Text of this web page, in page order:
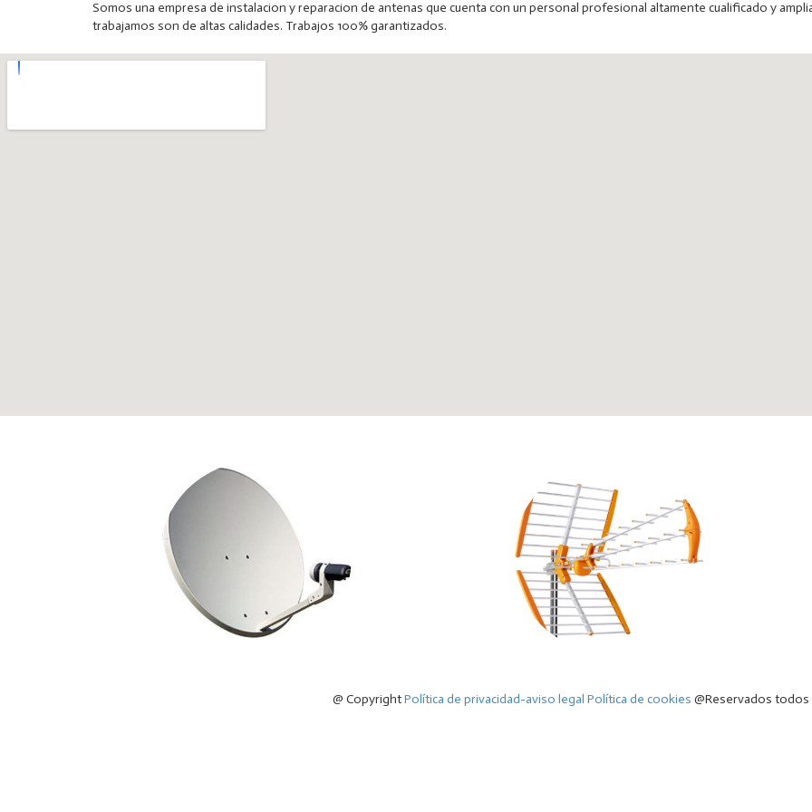
Somos una empresa de instalacion y reparacion de antenas que cuenta con un personal profesional altamente cualificado y
trabajamos son de altas calidades. Trabajos 100% garantizados.
@ CopyrightPolítica de privacidad-aviso legal Política de cookies @Reservados